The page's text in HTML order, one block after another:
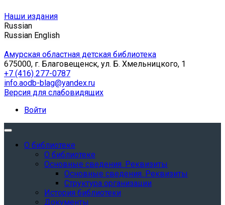
Наши издания
Russian
Russian English
Амурская областная детская библиотека
675000, г. Благовещенск, ул. Б. Хмельницкого, 1
+7 (416) 277-0787
info.aodb-blag@yandex.ru
Версия для слабовидящих
Войти
О библиотеке
О библиотеке
Основные сведения. Реквизиты
Основные сведения. Реквизиты
Структура организации
История библиотеки
Документы